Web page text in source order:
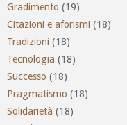
Gradimento (19)
Citazioni e aforismi (18)
Tradizioni (18)
Tecnologia (18)
Successo (18)
Pragmatismo (18)
Solidarietà (18)